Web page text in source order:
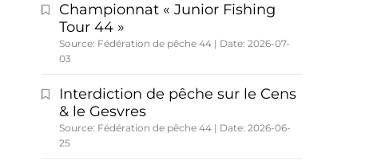
Championnat « Junior Fishing
Tour 44 »
Source: Fédération de pêche 44
Date: 2026-07-
03
Interdiction de pêche sur le Cens
& le Gesvres
Source: Fédération de pêche 44
Date: 2026-06-
25